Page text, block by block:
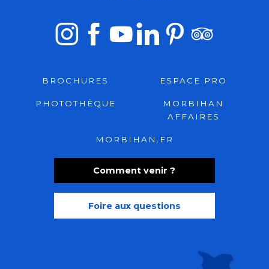
Comment venir ?
Foire aux questions
BROCHURES ESPACE PRO
PHOTOTHÈQUE
MORBIHAN
AFFAIRES
MORBIHAN.FR